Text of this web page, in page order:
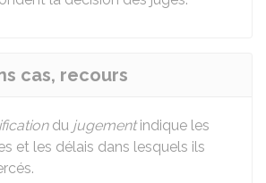
cas, recours
du jugementindique les
et les délais dans lesquels ils